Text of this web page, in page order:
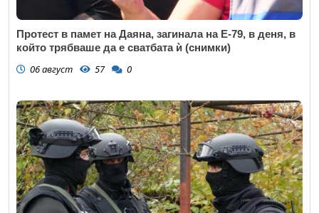
Протест в памет на Даяна, загинала на Е-79, в деня, в
който трябваше да е сватбата ѝ (снимки)
06 август 57 0